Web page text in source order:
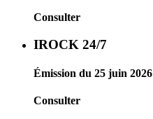
Consulter
IROCK 24/7
Émission du 25 juin 2026
Consulter